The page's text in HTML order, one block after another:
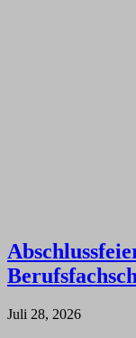
Juli 28, 2026